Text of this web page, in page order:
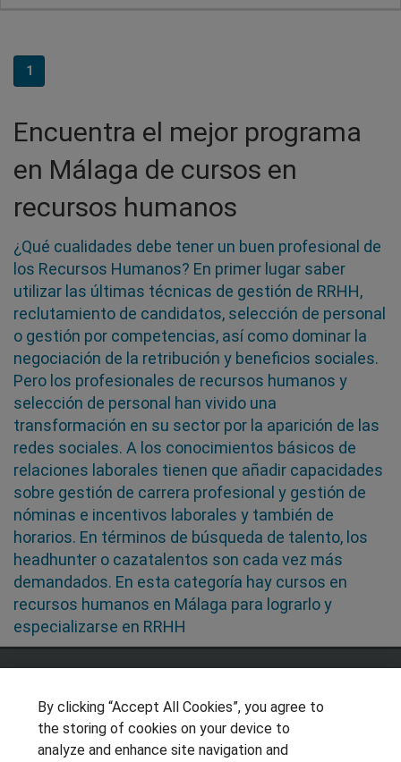
1
Encuentra el mejor programa
en Málaga de cursos en
recursos humanos
¿Qué cualidades debe tener un buen profesional de
los Recursos Humanos? En primer lugar saber
utilizar las últimas técnicas de gestión de RRHH,
reclutamiento de candidatos, selección de personal
o gestión por competencias, así como dominar la
negociación de la retribución y beneficios sociales.
Pero los profesionales de recursos humanos y
selección de personal han vivido una
transformación en su sector por la aparición de las
redes sociales. A los conocimientos básicos de
relaciones laborales tienen que añadir capacidades
sobre gestión de carrera profesional y gestión de
nóminas e incentivos laborales y también de
horarios. En términos de búsqueda de talento, los
headhunter o cazatalentos son cada vez más
demandados. En esta categoría hay cursos en
recursos humanos en Málaga para lograrlo y
especializarse en RRHH
OTROS GRUPOS DE INTERES
By clicking “Accept All Cookies”, you agree to
the storing of cookies on your device to
analyze and enhance site navigation and